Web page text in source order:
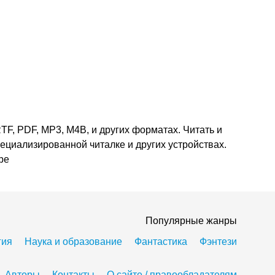
PDF, MP3, M4B, и других форматах. Читать и
читалке и других устройствах.
Популярные жанры
Наука и образование Фантастика Фэнтези